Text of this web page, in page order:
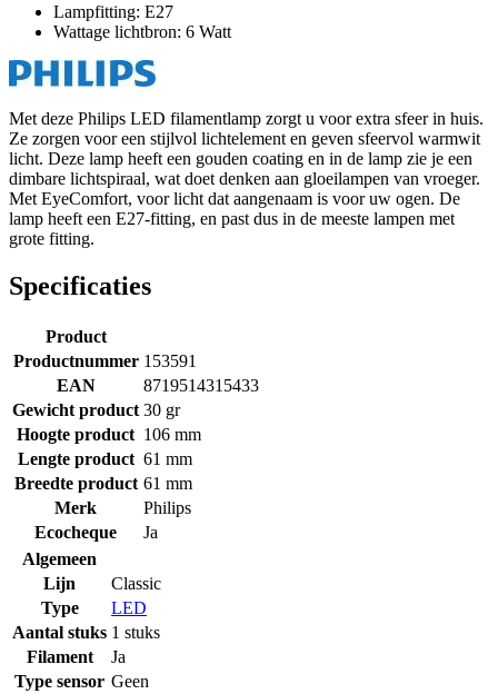
Lampfitting: E27
Wattage lichtbron: 6 Watt
Met deze Philips LED filamentlamp zorgt u voor extra sfeer in huis.
Ze zorgen voor een stijlvol lichtelement en geven sfeervol warmwit
licht. Deze lamp heeft een gouden coating en in de lamp zie je een
dimbare lichtspiraal, wat doet denken aan gloeilampen van vroeger.
Met EyeComfort, voor licht dat aangenaam is voor uw ogen. De
lamp heeft een E27-fitting, en past dus in de meeste lampen met
grote fitting.
Specificaties
Product
Productnummer 153591
EAN
8719514315433
Gewicht product 30 gr
Hoogte product 106 mm
Lengte product 61 mm
Breedte product 61 mm
Merk
Philips
Ecocheque
Ja
Algemeen
Lijn
Classic
Type
LED
Aantal stuks 1 stuks
Filament
Ja
Type sensor Geen